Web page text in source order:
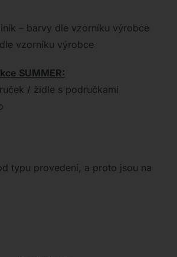
– barvy dle vzorníku výrobce
vzorníku výrobce
SUMMER:
/ židle s područkami
typu provedení, a proto jsou na